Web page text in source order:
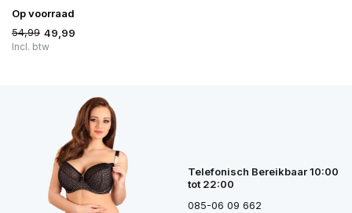
Op voorraad
54,99 49,99
Incl. btw
Telefonisch Bereikbaar 10:00
tot 22:00
085-06 09 662